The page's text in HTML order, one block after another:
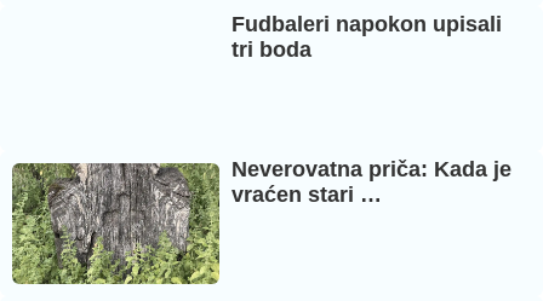
Fudbaleri napokon upisali
tri boda
Neverovatna priča: Kada je
vraćen stari …